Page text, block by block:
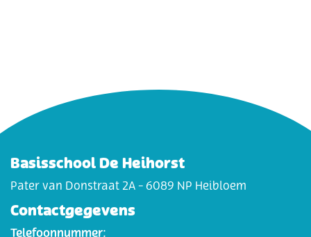
Basisschool De Heihorst
Pater van Donstraat 2A - 6089 NP Heibloem
Contactgegevens
Telefoonnummer: